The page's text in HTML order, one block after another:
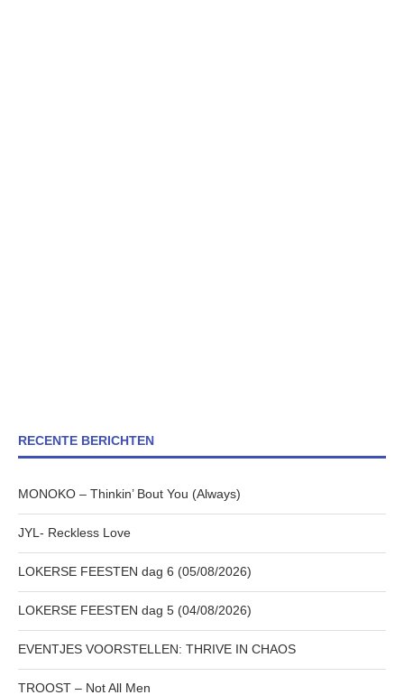
RECENTE BERICHTEN
MONOKO – Thinkin’ Bout You (Always)
JYL- Reckless Love
LOKERSE FEESTEN dag 6 (05/08/2026)
LOKERSE FEESTEN dag 5 (04/08/2026)
EVENTJES VOORSTELLEN: THRIVE IN CHAOS
TROOST – Not All Men